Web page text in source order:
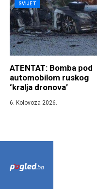
SVIJET
ATENTAT: Bomba pod
automobilom ruskog
‘kralja dronova’
6. Kolovoza 2026.